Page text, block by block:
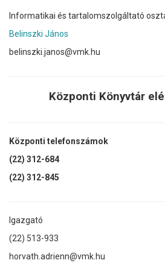
Informatikai és tartalomszolgáltató
Belinszki János
belinszki.janos@vmk.hu
Központi Könyvtár
Központi telefonszámok
(22) 312-684
(22) 312-845
Igazgató
(22) 513-933
horvath.adrienn@vmk.hu